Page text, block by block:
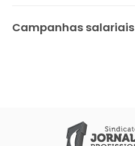
Campanhas salariais